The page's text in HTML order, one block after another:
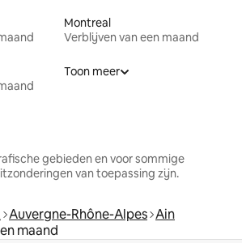
Montreal
Verblijven van een maand
Toon meer
gebieden en voor sommige
van toepassing zijn.
Auvergne-Rhône-Alpes Ain
maand